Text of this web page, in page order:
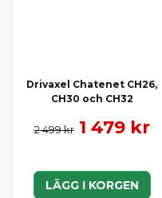
Drivaxel Chatenet CH26,
CH30 och CH32
2 499 kr 1 479 kr
LÄGG I KORGEN